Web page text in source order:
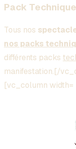
Pack
Tous nos
nos packs
différents packs
manifestation.[/
[vc_column